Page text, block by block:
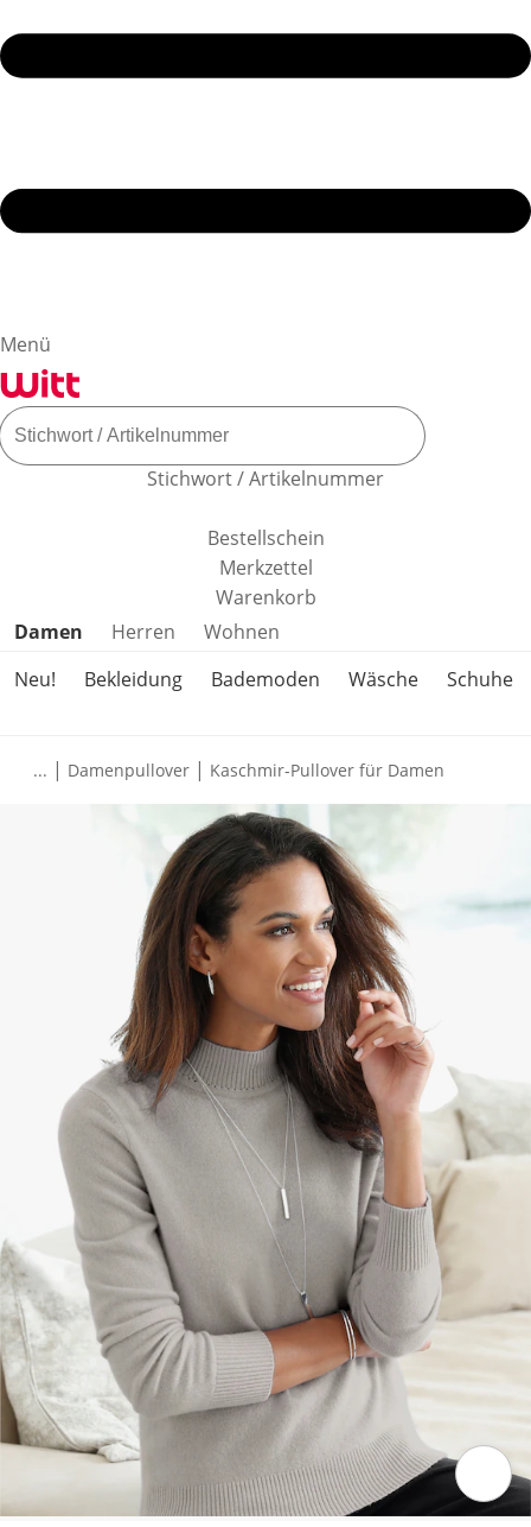
Menü
Stichwort / Artikelnummer
Bestellschein
Merkzettel
Warenkorb
Produktkategorien überspringen
Damen Herren
Wohnen
Neu!
Bekleidung Bademoden Wäsche Schuhe
... | Damenpullover | Kaschmir-Pullover für Damen